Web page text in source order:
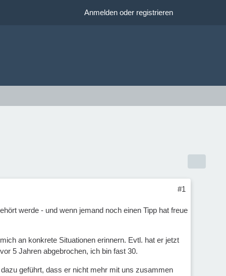
Anmelden oder registrieren
#1
werde - und wenn jemand noch einen Tipp hat freue
an konkrete Situationen erinnern. Evtl. hat er jetzt
5 Jahren abgebrochen, ich bin fast 30.
geführt, dass er nicht mehr mit uns zusammen